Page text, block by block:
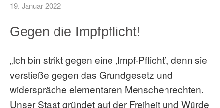
19. Januar 2022
Gegen die Impfpflicht!
„Ich bin strikt gegen eine ‚Impf-Pflicht’, denn sie
verstieße gegen das Grundgesetz und
widerspräche elementaren Menschenrechten.
Unser Staat gründet auf der Freiheit und Würde